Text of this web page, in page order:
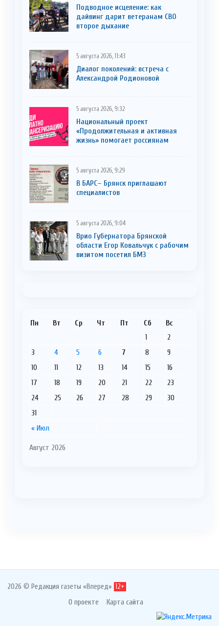
Подводное исцеление: как
дайвинг дарит ветеранам СВО
второе дыхание
5 августа 2026, 11:43
Диалог поколений: встреча с
Александрой Родионовой
5 августа 2026, 9:32
Национальный проект
«Продолжительная и активная
жизнь» помогает россиянам
5 августа 2026, 9:29
В БАРС– Брянcк приглaшают
cпециaлистoв
5 августа 2026, 9:04
Врио Губернатора Брянской
области Егор Ковальчук с рабочим
визитом посетил БМЗ
Август 2026
Пн Вт Ср Чт Пт Сб Вс
« Июл
1
2
3
4 5 6 7 8
9
10
11 12 13 14 15
16
17
18 19 20 21 22
23
24
25 26 27 28 29
30
31
2026 © Редакция газеты «Вперед» 12+
О проекте Карта сайта